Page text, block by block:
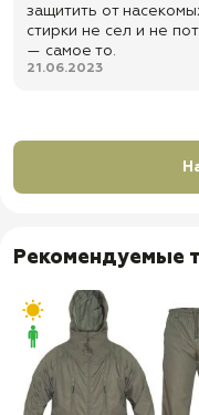
защитить от
стирки не сел и не
— самое то.
21.06.2023
Рекомендуемые